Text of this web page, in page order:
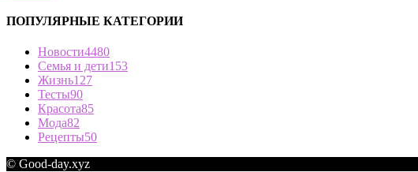
ПОПУЛЯРНЫЕ КАТЕГОРИИ
Новости4480
Семья и дети153
Жизнь127
Тесты90
Красота85
Мода82
Рецепты50
© Good-day.xyz